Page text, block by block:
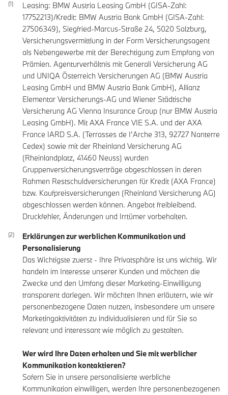
Leasing: BMW Austria Leasing GmbH (GISA-Zahl:
17752213)/Kredit: BMW Austria Bank GmbH (GISA-Zahl:
27506349), Siegfried-Marcus-Straße 24, 5020 Salzburg,
Versicherungsvermittlung in der Form Versicherungsagent
als Nebengewerbe mit der Berechtigung zum Empfang von
Prämien. Agenturverhältnis mit Generali Versicherung AG
und UNIQA Österreich Versicherungen AG (BMW Austria
Leasing GmbH und BMW Austria Bank GmbH), Allianz
Elementar Versicherungs-AG und Wiener Städtische
Versicherung AG Vienna Insurance Group (nur BMW Austria
Leasing GmbH). Mit AXA France VIE S.A. und der AXA
France IARD S.A. (Terrasses de I’Arche 313, 92727 Nanterre
Cedex) sowie mit der Rheinland Versicherung AG
(Rheinlandplatz, 41460 Neuss) wurden
Gruppenversicherungsverträge abgeschlossen in deren
Rahmen Restschuldversicherungen für Kredit (AXA France)
bzw. Kaufpreisversicherungen (Rheinland Versicherung AG)
abgeschlossen werden können. Angebot freibleibend.
Druckfehler, Änderungen und Irrtümer vorbehalten.
Erklärungen zur werblichen Kommunikation und
Personalisierung
Das Wichtigste zuerst - Ihre Privatsphäre ist uns wichtig. Wir
handeln im Interesse unserer Kunden und möchten die
Zwecke und den Umfang dieser Marketing-Einwilligung
transparent darlegen. Wir möchten Ihnen erläutern, wie wir
personenbezogene Daten nutzen, insbesondere um unsere
Marketingaktivitäten zu individualisieren und für Sie so
relevant und interessant wie möglich zu gestalten.
Wer wird Ihre Daten erhalten und Sie mit werblicher
Kommunikation kontaktieren?
Sofern Sie in unsere personalisierte werbliche
Kommunikation einwilligen, werden Ihre personenbezogenen